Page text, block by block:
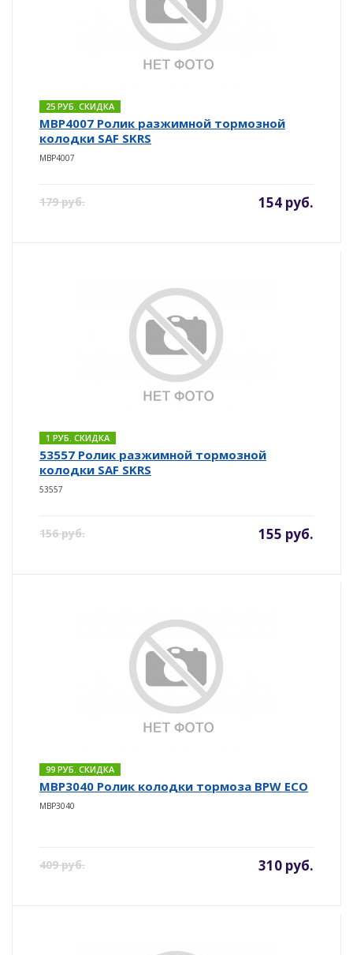
25 РУБ. СКИДКА
MBP4007 Ролик разжимной тормозной
колодки SAF SKRS
MBP4007
179 руб. 154 руб.
1 РУБ. СКИДКА
53557 Ролик разжимной тормозной
колодки SAF SKRS
53557
156 руб. 155 руб.
99 РУБ. СКИДКА
MBP3040 Ролик колодки тормоза BPW ECO
MBP3040
409 руб. 310 руб.